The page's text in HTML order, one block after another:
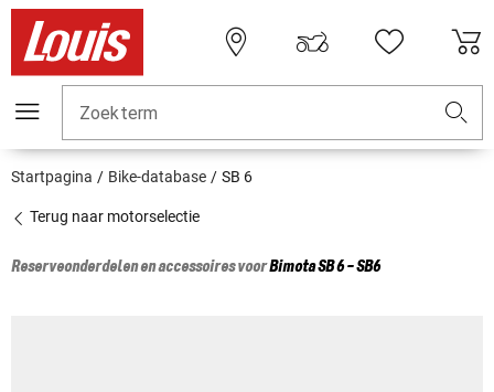
Zoekterm
Startpagina Bike-database SB 6
Terug naar motorselectie
Reserveonderdelen en accessoires voorBimotaSB 6 - SB6